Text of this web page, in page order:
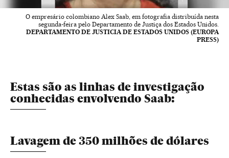
O empresário colombiano Alex Saab, em fotografia distribuída nesta
segunda-feira pelo Departamento de Justiça dos Estados Unidos.
DEPARTAMENTO DE JUSTICIA DE ESTADOS UNIDOS (EUROPA
PRESS)
Estas são as linhas de investigação
conhecidas envolvendo Saab:
Lavagem de 350 milhões de dólares